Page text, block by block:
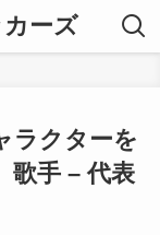
ーズ
ラクターを
歌手 – 代表